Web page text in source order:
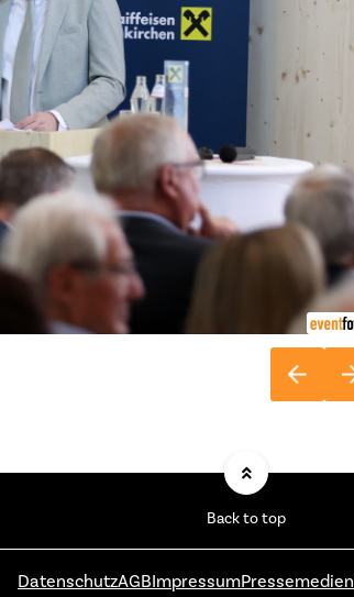
Back to top
DatenschutzAGBImpressumPressemedien